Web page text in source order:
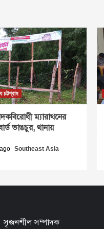
চট্টগ্রাম
ম্যারাথনের
ভাঙচুর, থানায়
Southeast Asia
সৃজনশীল সম্পাদক